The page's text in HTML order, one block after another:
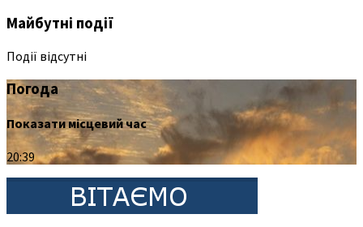
Майбутні події
Події відсутні
Погода
Показати місцевий час
20:39